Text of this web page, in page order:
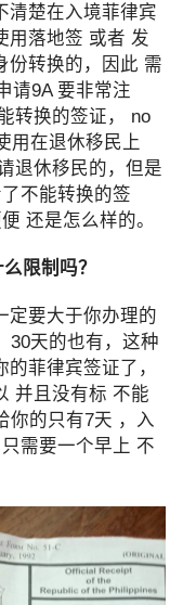
清楚在入境菲律宾
用落地签 或者 发
份转换的，因此 需
请9A 要非常注
转换的签证， no
用在退休移民上
退休移民的，但是
不能转换的签
还是怎么样的。
限制吗？
定要大于你办理的
30天的也有，这种
菲律宾签证了，
并且没有标 不能
你的只有7天 ，入
需要一个早上 不